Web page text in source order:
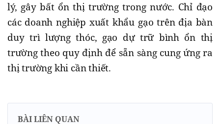
lý, gây bất ổn thị trường trong nước. Chỉ đạo
các doanh nghiệp xuất khẩu gạo trên địa bàn
duy trì lượng thóc, gạo dự trữ bình ổn thị
trường theo quy định để sẵn sàng cung ứng ra
thị trường khi cần thiết.
BÀI LIÊN QUAN